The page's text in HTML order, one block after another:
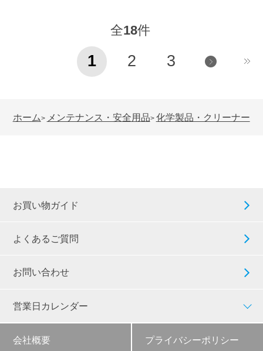
全18件
1 2 3
ホーム> メンテナンス・安全用品> 化学製品・クリーナー
お買い物ガイド
よくあるご質問
お問い合わせ
営業日カレンダー
会社概要 プライバシーポリシー